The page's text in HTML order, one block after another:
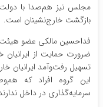
مجلس نیز هم‌صدا با دولت
بازگشت خارج‌نشینان است.
فداحسین مالکی عضو
ضرورت حمایت از
تسهیل رفت‌وآمد ایرانیان
این گروه افراد که
سرمایه‌گذاری در داخل